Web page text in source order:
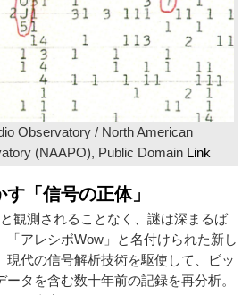
Observatory / North American
(NAAPO), Public Domain Link
「信号の正体」
観測されることなく、謎は深まるば
「アレシボWow」と名付けられた新し
現代の信号解析技術を駆使して、ビッ
タを含む数十年前の記録を再分析。